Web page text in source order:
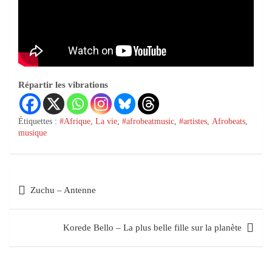
Répartir les vibrations
Étiquettes : #Afrique, La vie, #afrobeatmusic, #artistes, Afrobeats,
musique
Zuchu – Antenne
Korede Bello – La plus belle fille sur la planète